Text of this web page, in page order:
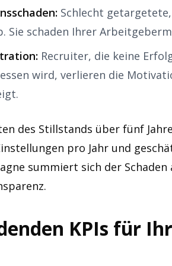
Schlecht
Sie schaden Ihrer
Recruiter, die keine
wird, verlieren die
des Stillstands über fünf
pro Jahr und
summiert sich der
KPIs für